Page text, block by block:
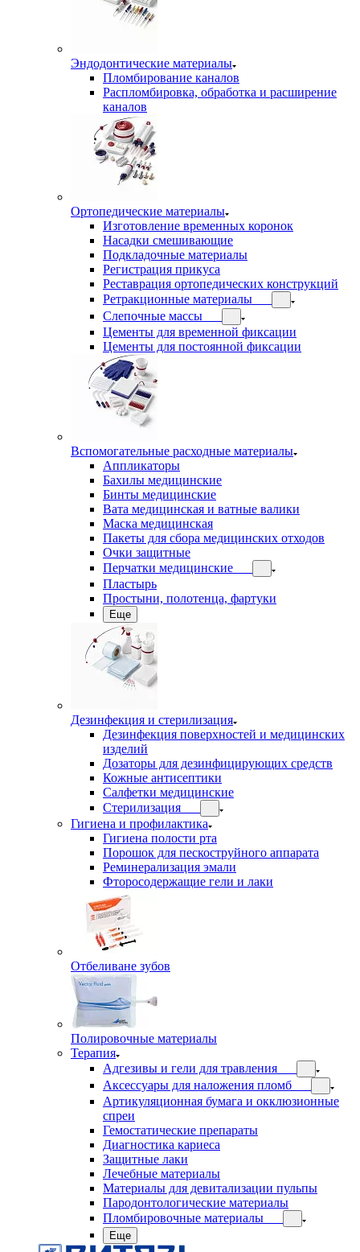
Эндодонтические материалы
Пломбирование каналов
Распломбировка, обработка и расширение
каналов
Ортопедические материалы
Изготовление временных коронок
Насадки смешивающие
Подкладочные материалы
Регистрация прикуса
Реставрация ортопедических конструкций
Ретракционные материалы
Слепочные массы
Цементы для временной фиксации
Цементы для постоянной фиксации
Вспомогательные расходные материалы
Аппликаторы
Бахилы медицинские
Бинты медицинские
Вата медицинская и ватные валики
Маска медицинская
Пакеты для сбора медицинских отходов
Очки защитные
Перчатки медицинские
Пластырь
Простыни, полотенца, фартуки
Еще
Дезинфекция и стерилизация
Дезинфекция поверхностей и медицинских
изделий
Дозаторы для дезинфицирующих средств
Кожные антисептики
Салфетки медицинские
Стерилизация
Гигиена и профилактика
Гигиена полости рта
Порошок для пескоструйного аппарата
Реминерализация эмали
Фторосодержащие гели и лаки
Отбеливане зубов
Полировочные материалы
Терапия
Адгезивы и гели для травления
Аксессуары для наложения пломб
Артикуляционная бумага и окклюзионные
спреи
Гемостатические препараты
Диагностика кариеса
Защитные лаки
Лечебные материалы
Материалы для девитализации пульпы
Пародонтологические материалы
Пломбировочные материалы
Еще